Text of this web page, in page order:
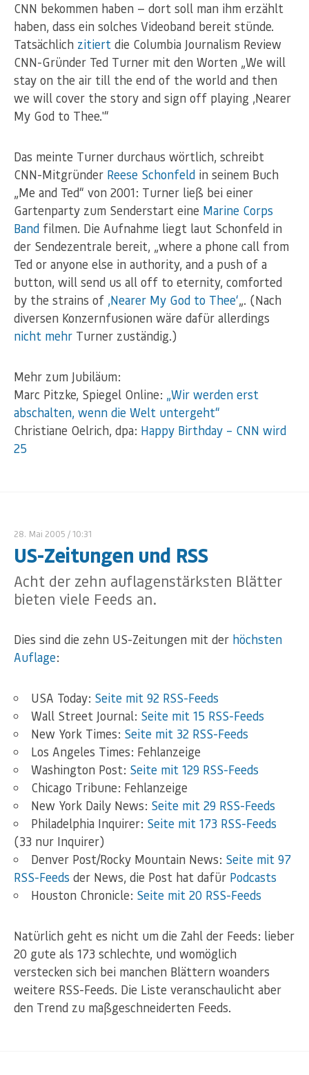
CNN bekommen haben — dort soll man ihm erzählt
haben, dass ein solches Videoband bereit stünde.
Tatsächlich zitiert die Columbia Journalism Review
CNN-Gründer Ted Turner mit den Worten „We will
stay on the air till the end of the world and then
we will cover the story and sign off playing ‚Nearer
My God to Thee.'“
Das meinte Turner durchaus wörtlich, schreibt
CNN-Mitgründer Reese Schonfeld in seinem Buch
„Me and Ted“ von 2001: Turner ließ bei einer
Gartenparty zum Senderstart eine Marine Corps
Band filmen. Die Aufnahme liegt laut Schonfeld in
der Sendezentrale bereit, „where a phone call from
Ted or anyone else in authority, and a push of a
button, will send us all off to eternity, comforted
by the strains of ‚Nearer My God to Thee‘„. (Nach
diversen Konzernfusionen wäre dafür allerdings
nicht mehr Turner zuständig.)
Mehr zum Jubiläum:
Marc Pitzke, Spiegel Online: „Wir werden erst
abschalten, wenn die Welt untergeht“
Christiane Oelrich, dpa: Happy Birthday – CNN wird
25
28. Mai 2005 / 10:31
US-Zeitungen und RSS
Acht der zehn auflagenstärksten Blätter
bieten viele Feeds an.
Dies sind die zehn US-Zeitungen mit der höchsten
Auflage:
USA Today: Seite mit 92 RSS-Feeds
Wall Street Journal: Seite mit 15 RSS-Feeds
New York Times: Seite mit 32 RSS-Feeds
Los Angeles Times: Fehlanzeige
Washington Post: Seite mit 129 RSS-Feeds
Chicago Tribune: Fehlanzeige
New York Daily News: Seite mit 29 RSS-Feeds
Philadelphia Inquirer: Seite mit 173 RSS-Feeds
(33 nur Inquirer)
Denver Post/Rocky Mountain News: Seite mit 97
RSS-Feeds der News, die Post hat dafür Podcasts
Houston Chronicle: Seite mit 20 RSS-Feeds
Natürlich geht es nicht um die Zahl der Feeds: lieber
20 gute als 173 schlechte, und womöglich
verstecken sich bei manchen Blättern woanders
weitere RSS-Feeds. Die Liste veranschaulicht aber
den Trend zu maßgeschneiderten Feeds.